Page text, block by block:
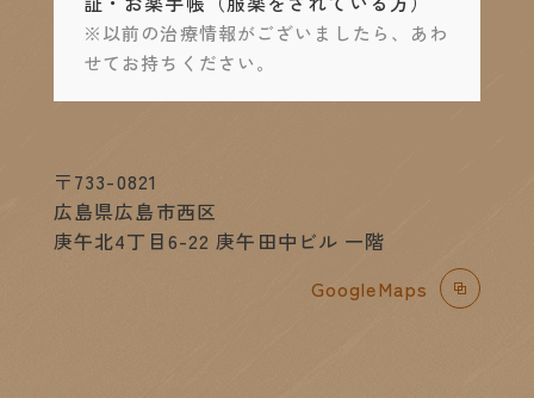
※以前の治療情報がございましたら、あわ
せてお持ちください。
〒733-0821
広島県広島市西区
庚午北4丁目6-22 庚午田中ビル 一階
GoogleMaps